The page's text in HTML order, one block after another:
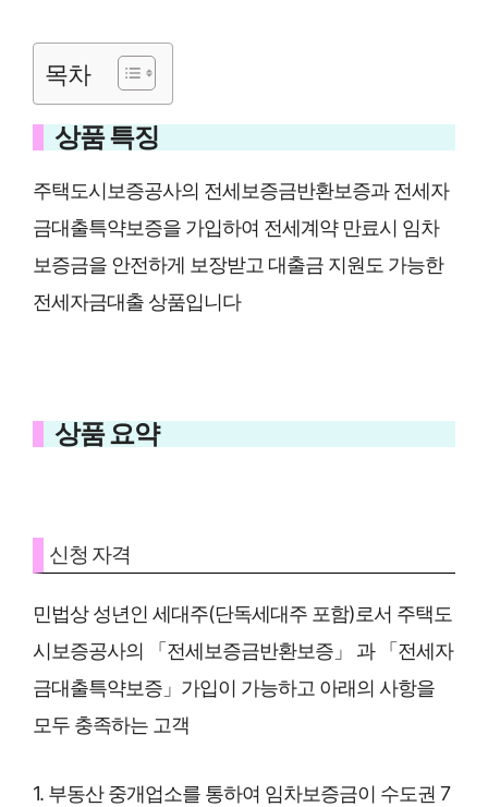
목차
상품 특징
주택도시보증공사의 전세보증금반환보증과 전세자
금대출특약보증을 가입하여 전세계약 만료시 임차
보증금을 안전하게 보장받고 대출금 지원도 가능한
전세자금대출 상품입니다
상품 요약
신청 자격
민법상 성년인 세대주(단독세대주 포함)로서 주택도
시보증공사의 「전세보증금반환보증」 과 「전세자
금대출특약보증」가입이 가능하고 아래의 사항을
모두 충족하는 고객
1. 부동산 중개업소를 통하여 임차보증금이 수도권 7